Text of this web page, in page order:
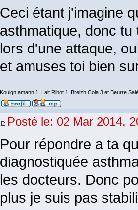
Ceci étant j'imagine
asthmatique, donc
lors d'une attaque,
et amuses toi bien
Kouign amann 1, Lait Ribot 1, Breizh Cola 3 et Beurre
Posté le: 02 Mar 2014,
Pour répondre a ta
diagnostiquée
les docteurs. Donc
plus je suis pas